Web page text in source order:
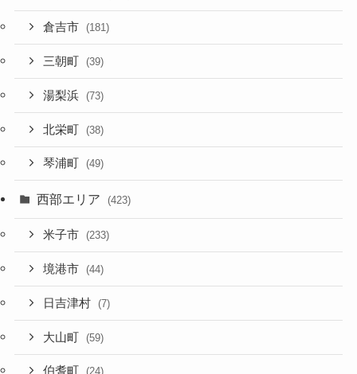
倉吉市 (181)
三朝町 (39)
湯梨浜 (73)
北栄町 (38)
琴浦町 (49)
西部エリア (423)
米子市 (233)
境港市 (44)
日吉津村 (7)
大山町 (59)
伯耆町 (24)